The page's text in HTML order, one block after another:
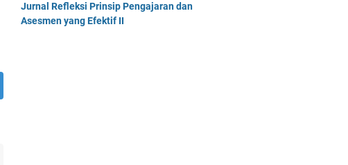
Jurnal Refleksi Prinsip Pengajaran dan
Asesmen yang Efektif II